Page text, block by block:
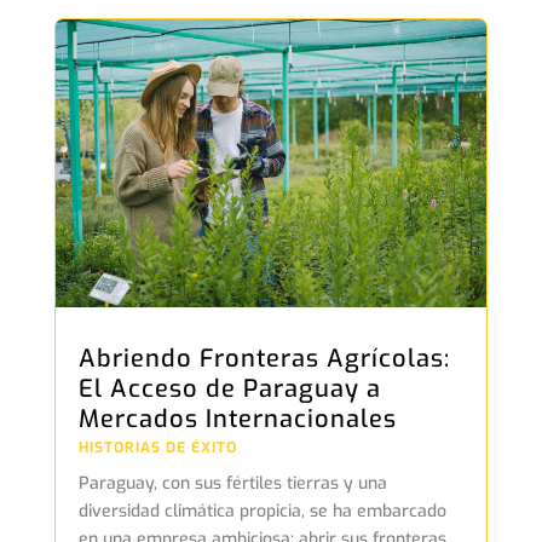
Abriendo Fronteras Agrícolas:
El Acceso de Paraguay a
Mercados Internacionales
HISTORIAS DE ÉXITO
Paraguay, con sus fértiles tierras y una
diversidad climática propicia, se ha embarcado